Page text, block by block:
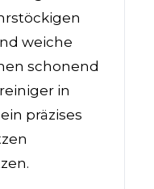
weiche
schonend
in
präzises